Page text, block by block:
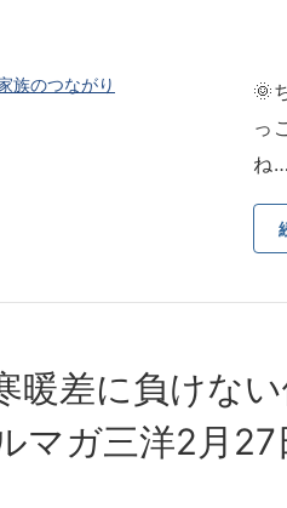
🌞
っ
ね…
暖差に負けな
マガ三洋2⽉27